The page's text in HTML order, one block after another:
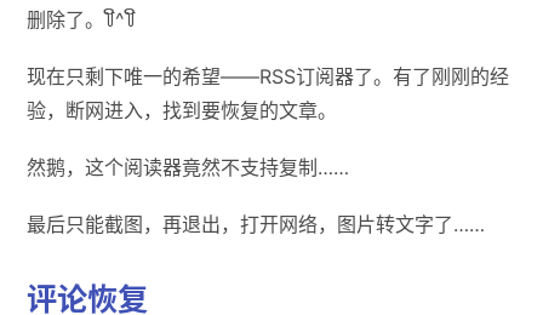
删除了。꒦ິ^꒦ິ
现在只剩下唯一的希望——RSS订阅器了。有了刚刚的经
验，断网进入，找到要恢复的文章。
然鹅，这个阅读器竟然不支持复制……
最后只能截图，再退出，打开网络，图片转文字了……
评论恢复